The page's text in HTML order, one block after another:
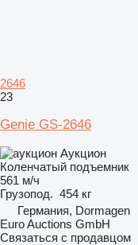
2646
23
Genie GS-2646
Аукцион
Коленчатый подъемник
561 м/ч
Грузопод. 454 кг
Германия, Dormagen
Euro Auctions GmbH
Связаться с продавцом